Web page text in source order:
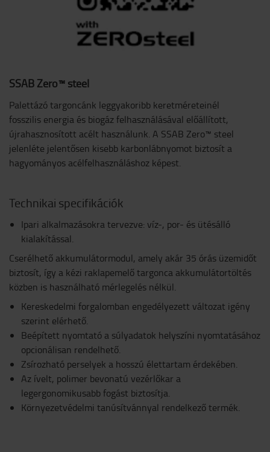
SSAB Zero™ steel
Palettázó targoncánk leggyakoribb keretméreteinél
fosszilis energia és biogáz felhasználásával előállított,
újrahasznosított acélt használunk. A SSAB Zero™ steel
jelenléte jelentősen kisebb karbonlábnyomot biztosít a
hagyományos acélfelhasználáshoz képest.
Technikai specifikációk
Ipari alkalmazásokra tervezve: víz-, por- és ütésálló
kialakítással.
Cserélhető akkumulátormodul, amely akár 35 órás üzemidőt
biztosít, így a kézi raklapemelő targonca akkumulátortöltés
közben is használható mérlegelés nélkül.
Kereskedelmi forgalomban engedélyezett változat igény
szerint elérhető.
Beépített nyomtató a súlyadatok helyszíni nyomtatásához
opcionálisan rendelhető.
Zsírozható perselyek a hosszú élettartam érdekében.
Az ívelt, polimer bevonatú vezérlőkar a
legergonomikusabb fogást biztosítja.
Környezetvédelmi tanúsítvánnyal rendelkező termék.